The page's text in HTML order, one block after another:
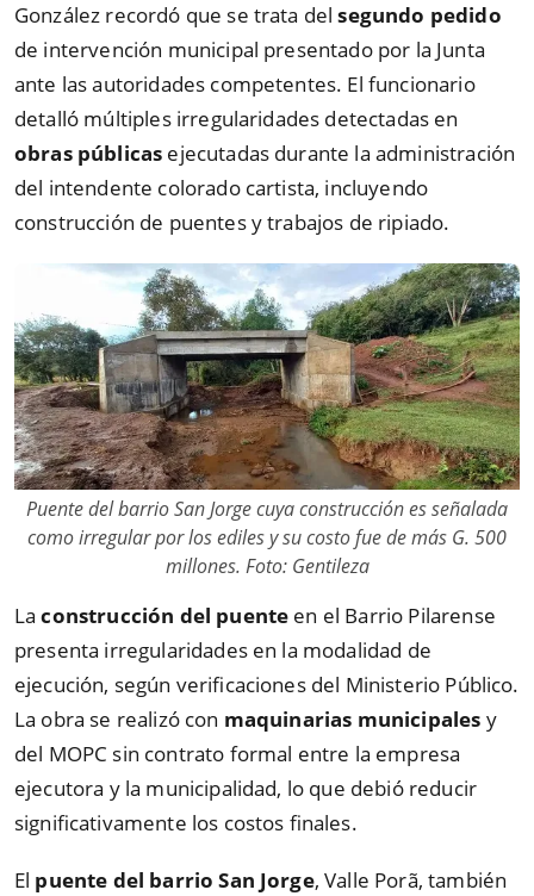
González recordó que se trata delsegundo pedido
de intervención municipal presentado por la Junta
ante las autoridades competentes. El funcionario
detalló múltiples irregularidades detectadas en
obras públicas ejecutadas durante la administración
del intendente colorado cartista, incluyendo
construcción de puentes y trabajos de ripiado.
Puente del barrio San Jorge cuya construcción es señalada
como irregular por los ediles y su costo fue de más G. 500
millones. Foto: Gentileza
Laconstrucción del puente en el Barrio Pilarense
presenta irregularidades en la modalidad de
ejecución, según verificaciones del Ministerio Público.
La obra se realizó con maquinarias municipales y
del MOPC sin contrato formal entre la empresa
ejecutora y la municipalidad, lo que debió reducir
significativamente los costos finales.
El puente del barrio San Jorge, Valle Porã, también